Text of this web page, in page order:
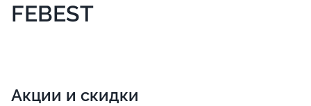
FEBEST
Акции и скидки